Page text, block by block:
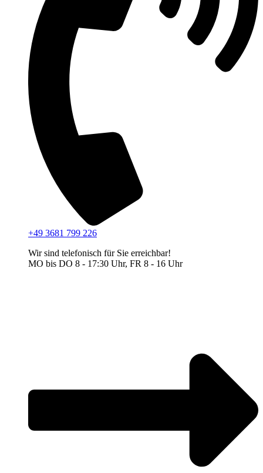
+49 3681 799 226
Wir sind telefonisch für Sie erreichbar!
MO bis DO 8 - 17:30 Uhr, FR 8 - 16 Uhr